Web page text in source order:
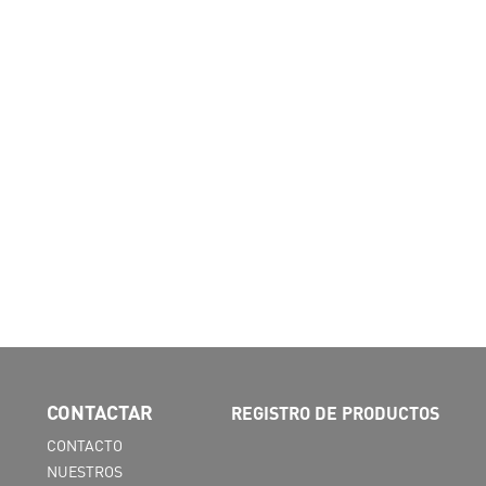
CONTACTAR
CONTACTO
NUESTROS
REGISTRO DE PRODUCTOS